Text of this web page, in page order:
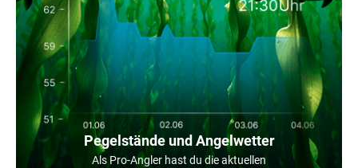
Pegelstände und Angelwetter
Als Pro-Angler hast du die aktuellen